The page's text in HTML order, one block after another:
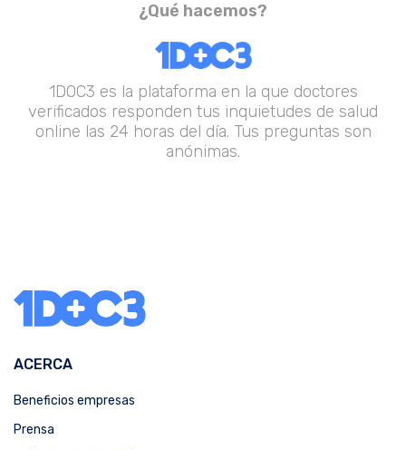
¿Qué hacemos?
1DOC3 es la plataforma en la que doctores
verificados responden tus inquietudes de salud
online las 24 horas del día. Tus preguntas son
anónimas.
ACERCA
Beneficios empresas
Prensa